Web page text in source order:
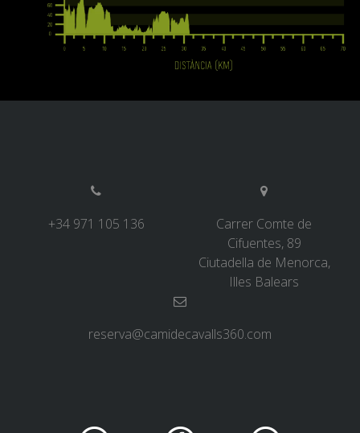
+34 971 105 136
Carrer Comte de
Cifuentes, 89
Ciutadella de Menorca,
Illes Balears
reserva@camidecavalls360.com